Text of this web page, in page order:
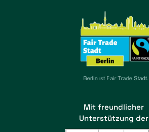
Mit freundlicher
Unterstützung der